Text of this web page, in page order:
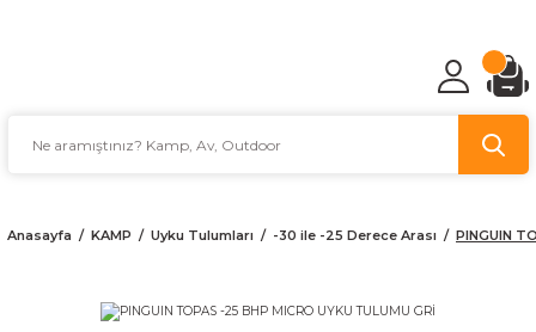
Anasayfa KAMP Uyku Tulumları -30 ile -25 Derece Arası PINGUIN